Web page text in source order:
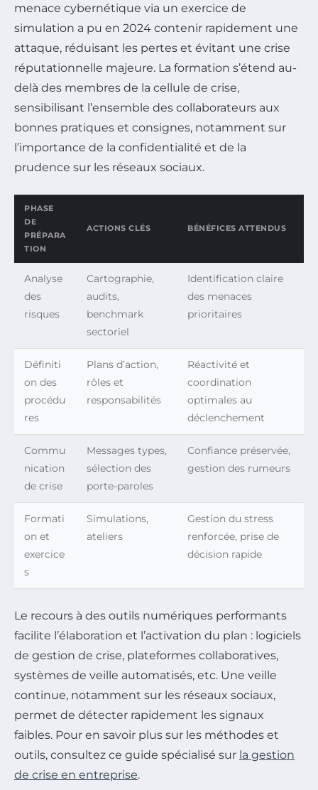
menace cybernétique via un exercice de
simulation a pu en 2024 contenir rapidement une
attaque, réduisant les pertes et évitant une crise
réputationnelle majeure. La formation s’étend au-
delà des membres de la cellule de crise,
sensibilisant l’ensemble des collaborateurs aux
bonnes pratiques et consignes, notamment sur
l’importance de la confidentialité et de la
prudence sur les réseaux sociaux.
PHASE
DE
PRÉPARA
TION
ACTIONS CLÉS BÉNÉFICES ATTENDUS
Analyse
des
risques
Cartographie,
audits,
benchmark
sectoriel
Identification claire
des menaces
prioritaires
Définiti
on des
procédu
res
Plans d’action,
rôles et
responsabilités
Réactivité et
coordination
optimales au
déclenchement
Commu
nication
de crise
Messages types,
sélection des
porte-paroles
Confiance préservée,
gestion des rumeurs
Formati
on et
exercice
s
Simulations,
ateliers
Gestion du stress
renforcée, prise de
décision rapide
Le recours à des outils numériques performants
facilite l’élaboration et l’activation du plan : logiciels
de gestion de crise, plateformes collaboratives,
systèmes de veille automatisés, etc. Une veille
continue, notamment sur les réseaux sociaux,
permet de détecter rapidement les signaux
faibles. Pour en savoir plus sur les méthodes et
outils, consultez ce guide spécialisé sur la gestion
de crise en entreprise.